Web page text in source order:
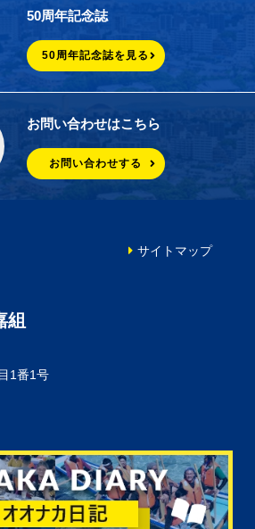
50周年記念誌
50周年記念誌を見る
お問い合わせはこちら
お問い合わせする
組
1番1号
サイトマップ